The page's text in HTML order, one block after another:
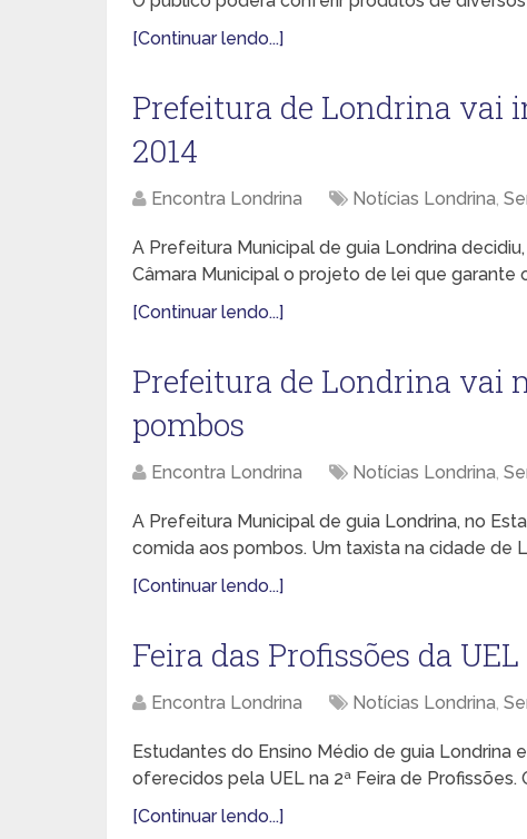
[Continuar lendo...]
Prefeitura de Londrina vai
2014
Encontra Londrina Notícias Londrina,
A Prefeitura Municipal de guia Londrina
Câmara Municipal o projeto de lei que
[Continuar lendo...]
Prefeitura de Londrina vai
pombos
Encontra Londrina Notícias Londrina,
A Prefeitura Municipal de guia Londrina, no
comida aos pombos. Um taxista na cidade de
[Continuar lendo...]
Feira das Profissões da
Encontra Londrina Notícias Londrina,
Estudantes do Ensino Médio de guia
oferecidos pela UEL na 2ª Feira de Profissões.
[Continuar lendo...]